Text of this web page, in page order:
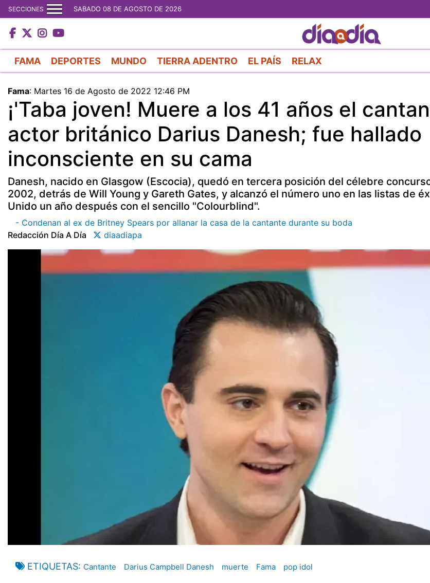
al
contenido
principal
SECCIONES SABADO 08 DE AGOSTO DE 2026
FAMA DEPORTES MUNDO TIERRA ADENTRO EL PAÍS RELAX
Fama: Martes 16 de Agosto de 2022 12:46 PM
¡'Taba joven! Muere a los 41 años el
actor británico Darius Danesh; fue hallado
inconsciente en su cama
Danesh, nacido en Glasgow (Escocia), quedó en tercera posición del célebre
2002, detrás de Will Young y Gareth Gates, y alcanzó el número uno en las listas de
Unido un año después con el sencillo "Colourblind".
- Condenan al ex de Britney Spears por allanar la casa de la cantante durante su boda
Redacción Día A Día
diaadiapa
ETIQUETAS Cantante Darius Campbell Danesh muerte Fama pop idol